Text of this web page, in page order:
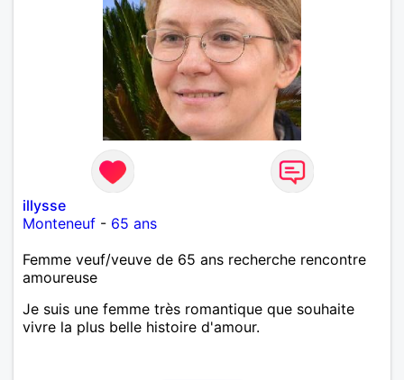
illysse
Monteneuf - 65 ans
Femme veuf/veuve de 65 ans recherche rencontre
amoureuse
Je suis une femme très romantique que souhaite
vivre la plus belle histoire d'amour.